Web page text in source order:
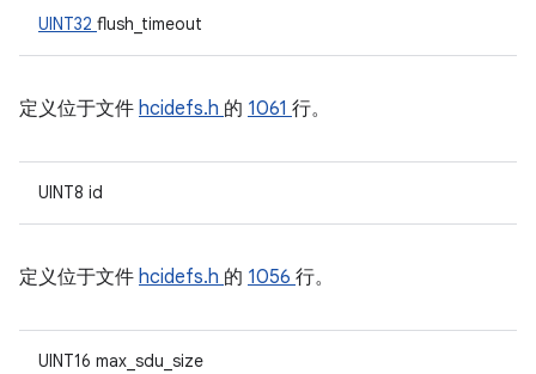
UINT32 flush_timeout
定义位于文件 hcidefs.h 的 1061 行。
UINT8 id
定义位于文件 hcidefs.h 的 1056 行。
UINT16 max_sdu_size